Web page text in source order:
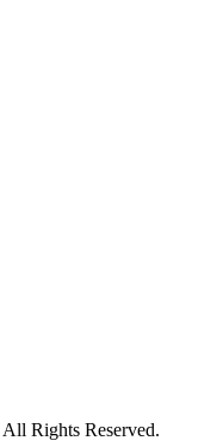
Rights Reserved.